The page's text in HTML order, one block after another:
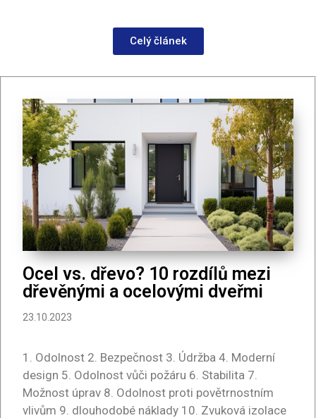
Celý článek
Ocel vs. dřevo? 10 rozdílů mezi
dřevěnými a ocelovými dveřmi
23.10.2023
1. Odolnost 2. Bezpečnost 3. Údržba 4. Moderní
design 5. Odolnost vůči požáru 6. Stabilita 7.
Možnost úprav 8. Odolnost proti povětrnostním
vlivům 9. dlouhodobé náklady 10. Zvuková izolace